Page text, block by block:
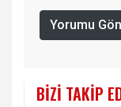
Yorumu
BIZI TAKIP